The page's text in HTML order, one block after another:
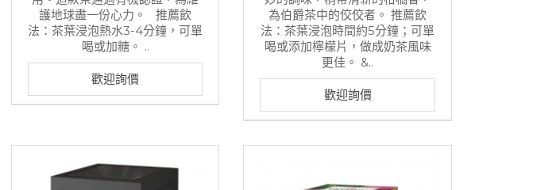
護地球盡一份心力。 推薦飲
法：茶葉浸泡熱水3-4分鐘，可單
喝或加糖。 ..
歡迎詢價
為伯爵茶中的佼佼者。 推薦飲
法：茶葉浸泡時間約5分鐘；可單
喝或添加檸檬片，做成奶茶風味
更佳。 &..
歡迎詢價